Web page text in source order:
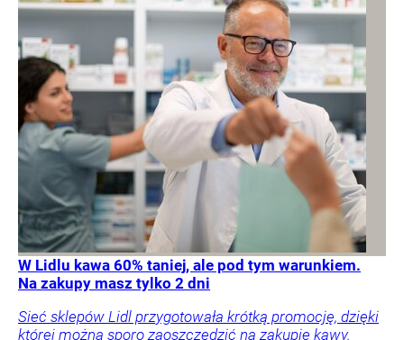
W Lidlu kawa 60% taniej, ale pod tym warunkiem.
Na zakupy masz tylko 2 dni
Sieć sklepów Lidl przygotowała krótką promocję, dzięki
której można sporo zaoszczędzić na zakupie kawy.